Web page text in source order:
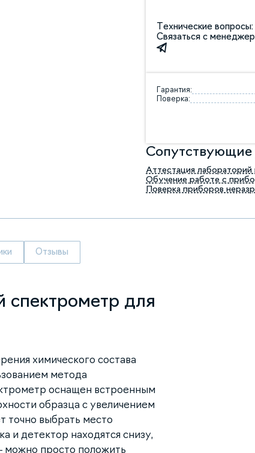
Технические
Связаться с
Гарантия:
Поверка:
Сопутствующие
Аттестация
Обучение работе с
Поверка приборов
Отзывы
спектрометр для
химического состава
метода
оснащен встроенным
образца с увеличением
точно выбрать место
и детектор находятся снизу,
можно просто положить